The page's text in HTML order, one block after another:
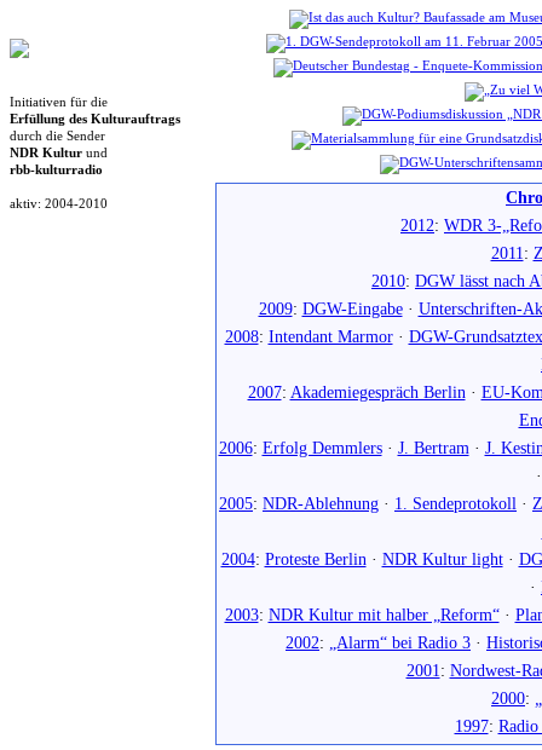
Initiativen für die
Erfüllung des Kulturauftrags
durch die Sender
NDR Kultur und
rbb-kulturradio
aktiv: 2004-2010
2012: WDR 3-
2011:
2010: DGW lässt nach
2009: DGW-Eingabe· Unterschriften-
2008: Intendant Marmor· DGW-
2007: Akademiegespräch Berlin · EU-
2006: Erfolg Demmlers· J. Bertram · J.
2005: NDR-Ablehnung · 1. Sendeprotokoll ·
2004: Proteste Berlin · NDR Kultur light·
·
2003: NDR Kultur mit halber „Reform“·
2002: „Alarm“ bei Radio 3 ·
2001: Nordwest-
2000:
1997: